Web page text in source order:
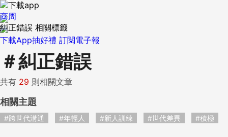
下載App抽好禮 訂閱電子報
商周
糾正錯誤 相關標籤
＃糾正錯誤
共有 29 則相關文章
相關主題
#跨世代溝通 #年輕人 #新人訓練 #世代差異 #積極